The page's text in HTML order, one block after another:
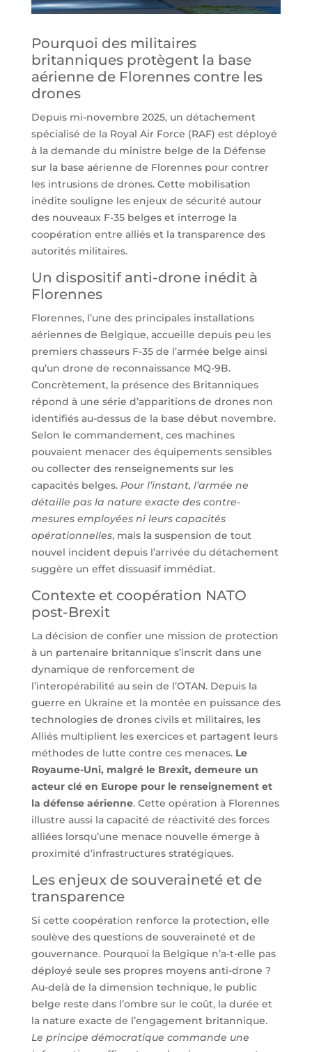
Pourquoi des militaires
britanniques protègent la base
aérienne de Florennes contre les
drones
Depuis mi-novembre 2025, un détachement
spécialisé de la Royal Air Force (RAF) est déployé
à la demande du ministre belge de la Défense
sur la base aérienne de Florennes pour contrer
les intrusions de drones. Cette mobilisation
inédite souligne les enjeux de sécurité autour
des nouveaux F-35 belges et interroge la
coopération entre alliés et la transparence des
autorités militaires.
Un dispositif anti-drone inédit à
Florennes
Florennes, l’une des principales installations
aériennes de Belgique, accueille depuis peu les
premiers chasseurs F-35 de l’armée belge ainsi
qu’un drone de reconnaissance MQ-9B.
Concrètement, la présence des Britanniques
répond à une série d’apparitions de drones non
identifiés au-dessus de la base début novembre.
Selon le commandement, ces machines
pouvaient menacer des équipements sensibles
ou collecter des renseignements sur les
capacités belges. Pour l’instant, l’armée ne
détaille pas la nature exacte des contre-
mesures employées ni leurs capacités
opérationnelles, mais la suspension de tout
nouvel incident depuis l’arrivée du détachement
suggère un effet dissuasif immédiat.
Contexte et coopération NATO
post-Brexit
La décision de confier une mission de protection
à un partenaire britannique s’inscrit dans une
dynamique de renforcement de
l’interopérabilité au sein de l’OTAN. Depuis la
guerre en Ukraine et la montée en puissance des
technologies de drones civils et militaires, les
Alliés multiplient les exercices et partagent leurs
méthodes de lutte contre ces menaces. Le
Royaume-Uni, malgré le Brexit, demeure un
acteur clé en Europe pour le renseignement et
la défense aérienne. Cette opération à Florennes
illustre aussi la capacité de réactivité des forces
alliées lorsqu’une menace nouvelle émerge à
proximité d’infrastructures stratégiques.
Les enjeux de souveraineté et de
transparence
Si cette coopération renforce la protection, elle
soulève des questions de souveraineté et de
gouvernance. Pourquoi la Belgique n’a-t-elle pas
déployé seule ses propres moyens anti-drone ?
Au-delà de la dimension technique, le public
belge reste dans l’ombre sur le coût, la durée et
la nature exacte de l’engagement britannique.
Le principe démocratique commande une